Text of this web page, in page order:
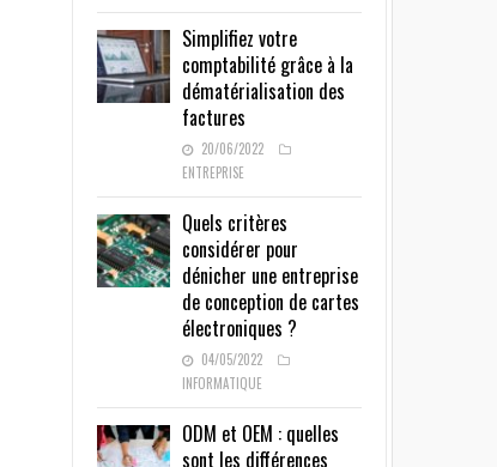
Simplifiez votre
comptabilité grâce à la
dématérialisation des
factures
20/06/2022
ENTREPRISE
Quels critères
considérer pour
dénicher une entreprise
de conception de cartes
électroniques ?
04/05/2022
INFORMATIQUE
ODM et OEM : quelles
sont les différences